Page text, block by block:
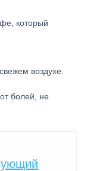
который
воздухе.
болей, не